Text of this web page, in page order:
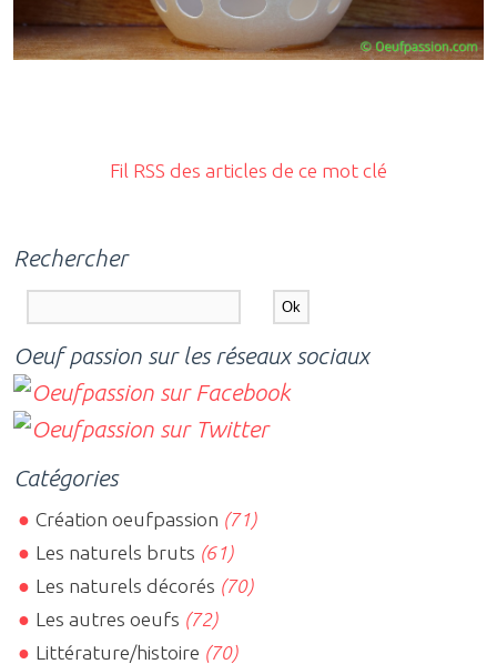
Fil RSS des articles de ce mot clé
Rechercher
Oeuf passion sur les réseaux sociaux
Catégories
Création oeufpassion (71)
Les naturels bruts (61)
Les naturels décorés (70)
Les autres oeufs (72)
Littérature/histoire (70)